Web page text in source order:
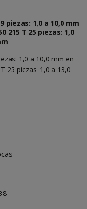
piezas: 1,0 a 10,0 mm
215 T 25 piezas: 1,0
1,0 a 10,0 mm en
25 piezas: 1,0 a 13,0